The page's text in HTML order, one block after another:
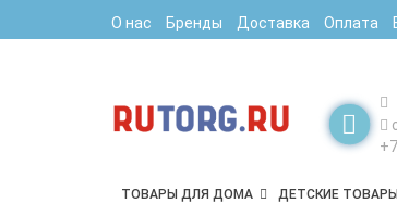
О нас Бренды Доставка Оплата
ТОВАРЫ ДЛЯ ДОМА ДЕТСКИЕ ТОВАРЫ